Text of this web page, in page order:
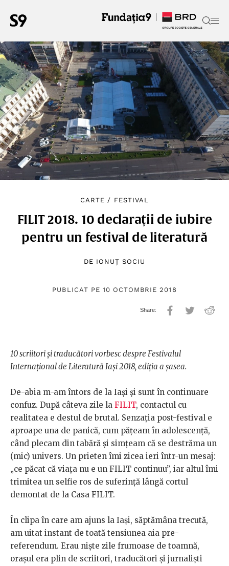
CARTE / FESTIVAL
FILIT 2018. 10 declarații de iubire
pentru un festival de literatură
DE IONUȚ SOCIU
PUBLICAT PE 10 OCTOMBRIE 2018
10 scriitori și traducători vorbesc despre Festivalul
Internațional de Literatură Iași 2018, ediția a șasea.
De-abia m-am întors de la Iași și sunt în continuare
confuz. După câteva zile la FILIT, contactul cu
realitatea e destul de brutal. Senzația post-festival e
aproape una de panică, cum pățeam în adolescență,
când plecam din tabără și simțeam că se destrăma un
(mic) univers. Un prieten îmi zicea ieri într-un mesaj:
„ce păcat că viața nu e un FILIT continuu”, iar altul îmi
trimitea un selfie ros de suferință lângă cortul
demontat de la Casa FILIT.
În clipa în care am ajuns la Iași, săptămâna trecută,
am uitat instant de toată tensiunea aia pre-
referendum. Erau niște zile frumoase de toamnă,
orașul era plin de scriitori, traducători și jurnaliști